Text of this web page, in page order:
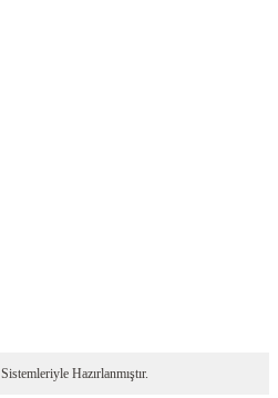
Sistemleriyle Hazırlanmıştır.